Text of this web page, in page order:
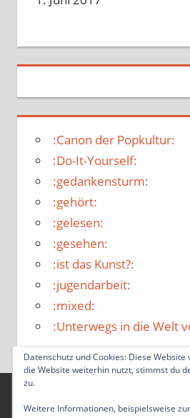
:Canon der Popkultur:
:Do-It-Yourself:
:gedankensturm:
:gehört:
:gelesen:
:gesehen:
:ist das Kunst?:
:jugendarbeit:
:mixed:
:Unterwegs in die Welt
WordPress-Theme:
Datenschutz und Cookies: Diese
die Website weiterhin nutzt, stimmst du
zu.
Weitere Informationen, beispielsweise